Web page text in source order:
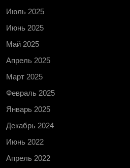
Июль 2025
Июнь 2025
Май 2025
Апрель 2025
Март 2025
Февраль 2025
Январь 2025
Декабрь 2024
Июнь 2022
Апрель 2022